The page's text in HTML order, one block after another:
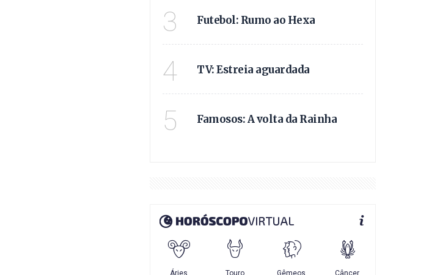
3 Futebol: Rumo ao Hexa
4 TV: Estreia aguardada
5 Famosos: A volta da Rainha